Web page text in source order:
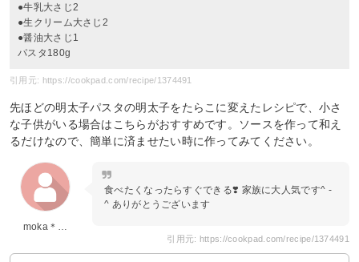
●牛乳大さじ2
●生クリーム大さじ2
●醤油大さじ1
パスタ180g
引用元: https://cookpad.com/recipe/1374491
先ほどの明太子パスタの明太子をたらこに変えたレシピで、小さ
な子供がいる場合はこちらがおすすめです。ソースを作って和え
るだけなので、簡単に済ませたい時に作ってみてください。
moka＊…
食べたくなったらすぐできる❣️ 家族に大人気です^ -
^ ありがとうございます
引用元: https://cookpad.com/recipe/1374491